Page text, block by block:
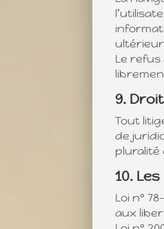
Le refus
9.
Tout
de
pluralité
10.
Loi n°
aux